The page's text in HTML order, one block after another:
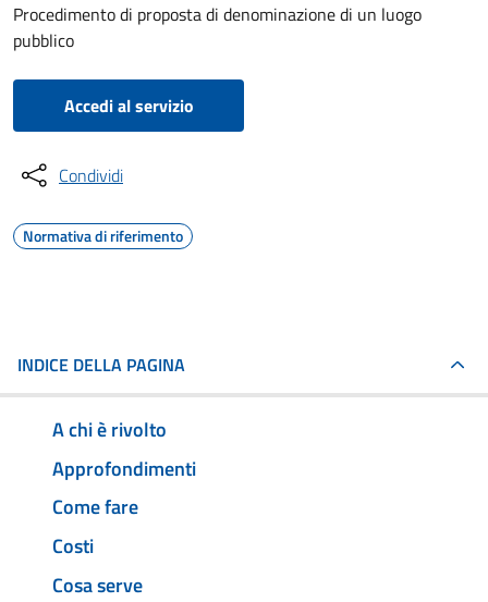
Procedimento di proposta di denominazione di un luogo
pubblico
Accedi al servizio
Condividi
Normativa di riferimento
INDICE DELLA PAGINA
A chi è rivolto
Approfondimenti
Come fare
Costi
Cosa serve